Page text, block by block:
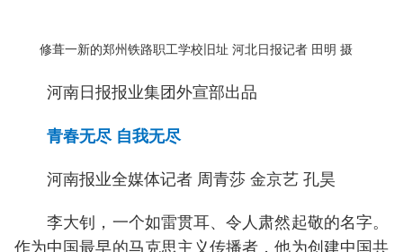
修葺一新的郑州铁路职工学校旧址 河北日报记者 田明 摄
河南日报报业集团外宣部出品
青春无尽 自我无尽
河南报业全媒体记者 周青莎 金京艺 孔昊
李大钊，一个如雷贯耳、令人肃然起敬的名字。
作为中国最早的马克思主义传播者，他为创建中国共